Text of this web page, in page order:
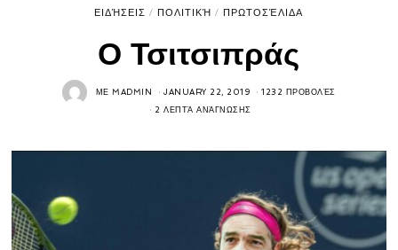
ΕΙΔΉΣΕΙΣ / ΠΟΛΙΤΙΚΉ / ΠΡΩΤΟΣΈΛΙΔΑ
Ο Τσιτσιπράς
ΜΕMADMIN JANUARY 22, 2019 1232 ΠΡΟΒΟΛΈΣ
2 ΛΕΠΤΆ ΑΝΆΓΝΩΣΗΣ